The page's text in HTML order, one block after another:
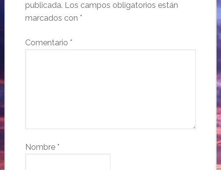
publicada. Los campos obligatorios están
marcados con *
Comentario *
Nombre *